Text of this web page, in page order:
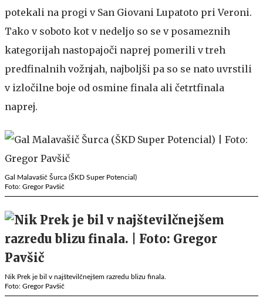
potekali na progi v San Giovani Lupatoto pri Veroni.
Tako v soboto kot v nedeljo so se v posameznih
kategorijah nastopajoči naprej pomerili v treh
predfinalnih vožnjah, najboljši pa so se nato uvrstili
v izločilne boje od osmine finala ali četrtfinala
naprej.
Gal Malavašič Šurca (ŠKD Super Potencial)
Foto: Gregor Pavšič
Nik Prek je bil v najštevilčnejšem razredu blizu finala.
Foto: Gregor Pavšič